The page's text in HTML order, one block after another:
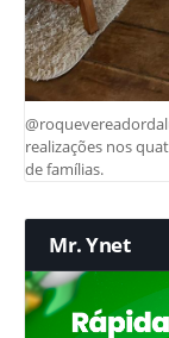
realizações nos
de famílias.
Mr. Ynet